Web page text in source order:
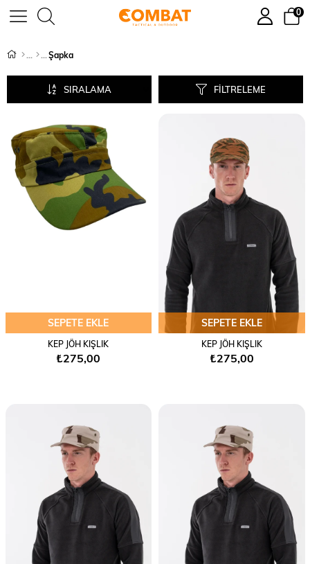
0
Şapka
FILTRELEME
SIRALAMA
SEPETE EKLE
KEP JÖH KIŞLIK
₺275,00
SEPETE EKLE
KEP JÖH KIŞLIK
₺275,00